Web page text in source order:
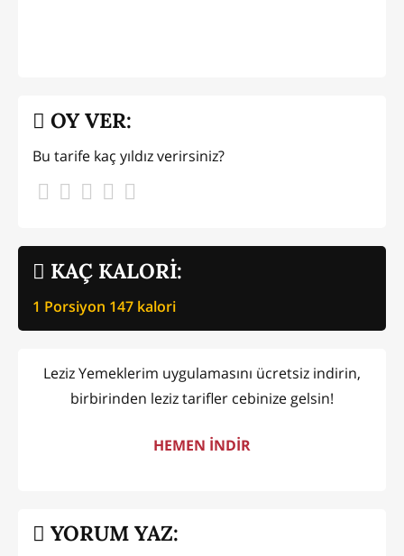
KAÇ KALORİ:
1 Porsiyon 147 kalori
OY VER:
Bu tarife kaç yıldız verirsiniz?
Leziz Yemeklerim uygulamasını ücretsiz indirin,
birbirinden leziz tarifler cebinize gelsin!
HEMEN İNDİR
YORUM YAZ: